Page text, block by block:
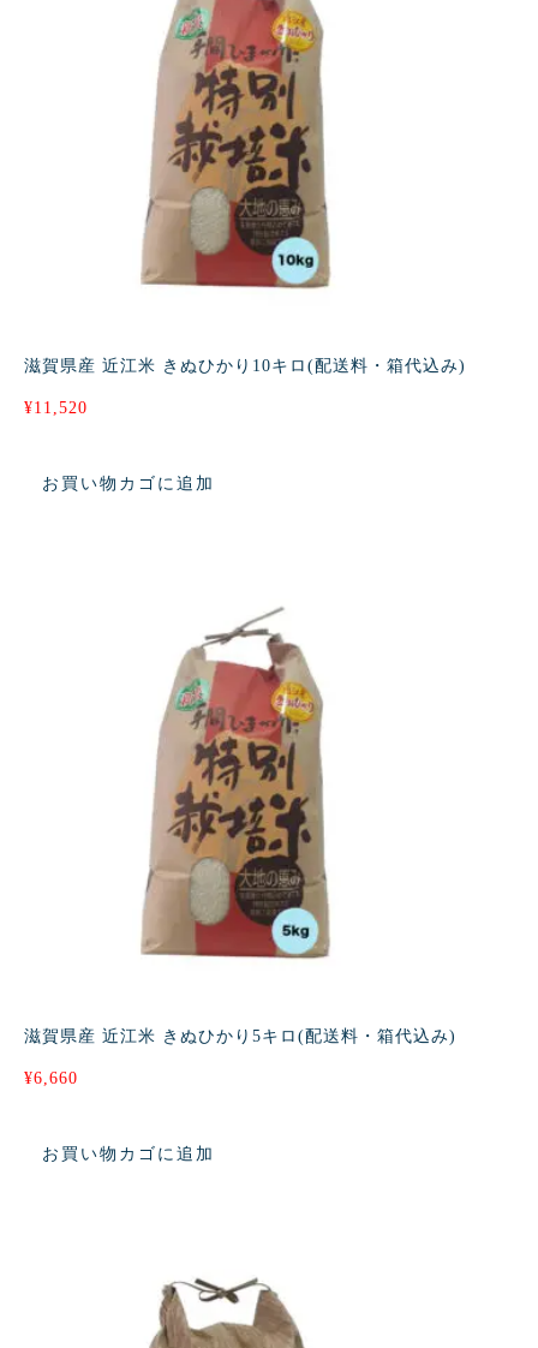
滋賀県産 近江米 きぬひかり10キロ(配送料・箱代込み)
¥11,520
お買い物カゴに追加
滋賀県産 近江米 きぬひかり5キロ(配送料・箱代込み)
¥6,660
お買い物カゴに追加